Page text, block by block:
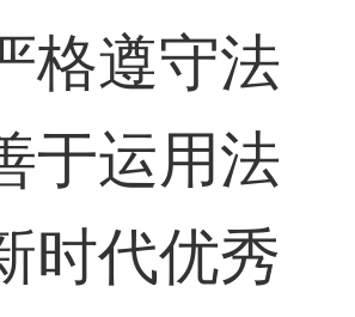
格遵守法
于运用法
时代优秀